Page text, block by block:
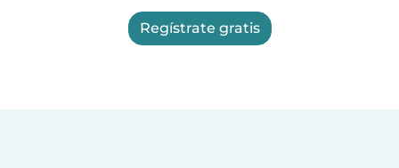
Regístrate gratis